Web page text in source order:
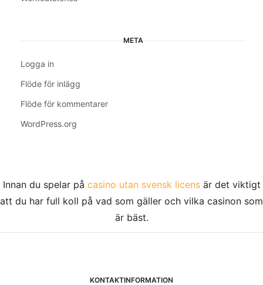
META
Logga in
Flöde för inlägg
Flöde för kommentarer
WordPress.org
Innan du spelar på casino utan svensk licensär det viktigt
att du har full koll på vad som gäller och vilka casinon som
är bäst.
KONTAKTINFORMATION